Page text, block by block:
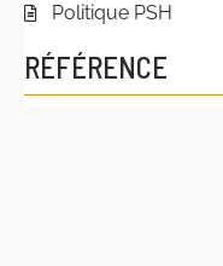
Politique PSH
RÉFÉRENCE